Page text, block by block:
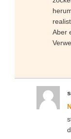
Aber